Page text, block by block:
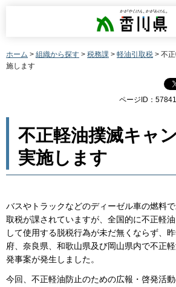
香川県
ホーム > 組織から探す > 税務課 > 軽油引取税 > 不
施します
ページID：57841
不正軽油撲滅キャ
実施します
バスやトラックなどのディーゼル車の燃料で
取税が課されていますが、全国的に不正軽
して使用する脱税行為が未だ無くならず、
府、奈良県、和歌山県及び岡山県内で不正
発事案が発生しました。
今回、不正軽油防止のための広報・啓発活